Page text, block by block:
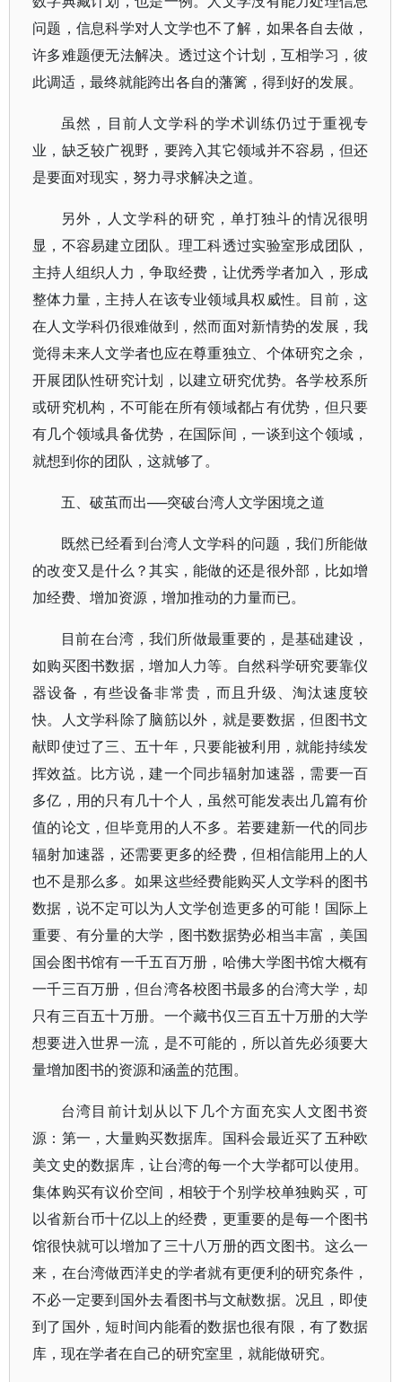
问题，信息科学对人文学也不了解，如果各自去做，
许多难题便无法解决。透过这个计划，互相学习，彼
此调适，最终就能跨出各自的藩篱，得到好的发展。
虽然，目前人文学科的学术训练仍过于重视专
业，缺乏较广视野，要跨入其它领域并不容易，但还
是要面对现实，努力寻求解决之道。
另外，人文学科的研究，单打独斗的情况很明
显，不容易建立团队。理工科透过实验室形成团队，
主持人组织人力，争取经费，让优秀学者加入，形成
整体力量，主持人在该专业领域具权威性。目前，这
在人文学科仍很难做到，然而面对新情势的发展，我
觉得未来人文学者也应在尊重独立、个体研究之余，
开展团队性研究计划，以建立研究优势。各学校系所
或研究机构，不可能在所有领域都占有优势，但只要
有几个领域具备优势，在国际间，一谈到这个领域，
就想到你的团队，这就够了。
五、破茧而出──突破台湾人文学困境之道
既然已经看到台湾人文学科的问题，我们所能做
的改变又是什么？其实，能做的还是很外部，比如增
加经费、增加资源，增加推动的力量而已。
目前在台湾，我们所做最重要的，是基础建设，
如购买图书数据，增加人力等。自然科学研究要靠仪
器设备，有些设备非常贵，而且升级、淘汰速度较
快。人文学科除了脑筋以外，就是要数据，但图书文
献即使过了三、五十年，只要能被利用，就能持续发
挥效益。比方说，建一个同步辐射加速器，需要一百
多亿，用的只有几十个人，虽然可能发表出几篇有价
值的论文，但毕竟用的人不多。若要建新一代的同步
辐射加速器，还需要更多的经费，但相信能用上的人
也不是那么多。如果这些经费能购买人文学科的图书
数据，说不定可以为人文学创造更多的可能！国际上
重要、有分量的大学，图书数据势必相当丰富，美国
国会图书馆有一千五百万册，哈佛大学图书馆大概有
一千三百万册，但台湾各校图书最多的台湾大学，却
只有三百五十万册。一个藏书仅三百五十万册的大学
想要进入世界一流，是不可能的，所以首先必须要大
量增加图书的资源和涵盖的范围。
台湾目前计划从以下几个方面充实人文图书资
源：第一，大量购买数据库。国科会最近买了五种欧
美文史的数据库，让台湾的每一个大学都可以使用。
集体购买有议价空间，相较于个别学校单独购买，可
以省新台币十亿以上的经费，更重要的是每一个图书
馆很快就可以增加了三十八万册的西文图书。这么一
来，在台湾做西洋史的学者就有更便利的研究条件，
不必一定要到国外去看图书与文献数据。况且，即使
到了国外，短时间内能看的数据也很有限，有了数据
库，现在学者在自己的研究室里，就能做研究。